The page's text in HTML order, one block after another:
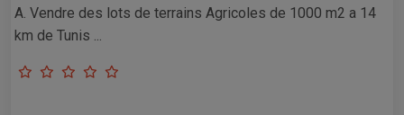
A. Vendre des lots de terrains Agricoles de 1000 m2 a 14
km de Tunis ...